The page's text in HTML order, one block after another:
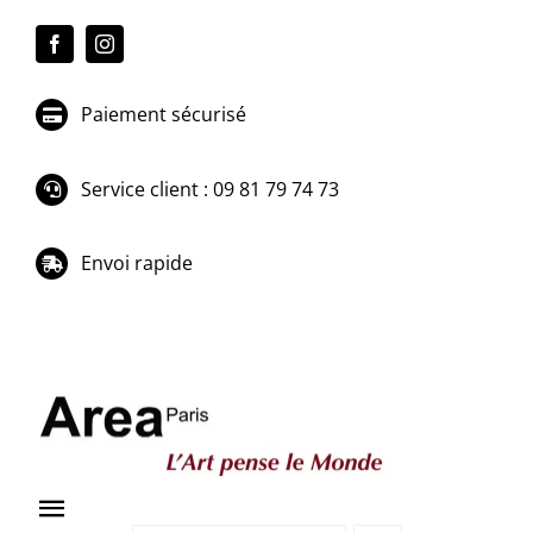
Paiement sécurisé
Service client : 09 81 79 74 73
Envoi rapide